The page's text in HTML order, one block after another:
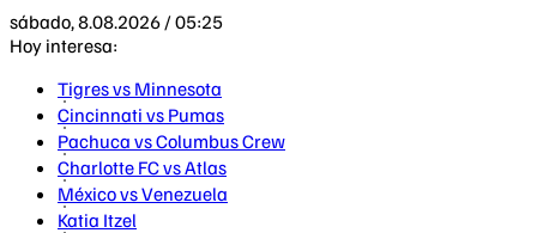
sábado, 8.08.2026 / 05:25
Hoy interesa:
Tigres vs Minnesota
Cincinnati vs Pumas
Pachuca vs Columbus Crew
Charlotte FC vs Atlas
México vs Venezuela
Katia Itzel